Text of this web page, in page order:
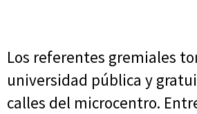
Los referentes gremiales
universidad pública y
calles del microcentro.